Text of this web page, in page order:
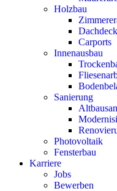
Holzbau
Carports
Innenausbau
Sanierung
Photovoltaik
Fensterbau
Karriere
Jobs
Bewerben